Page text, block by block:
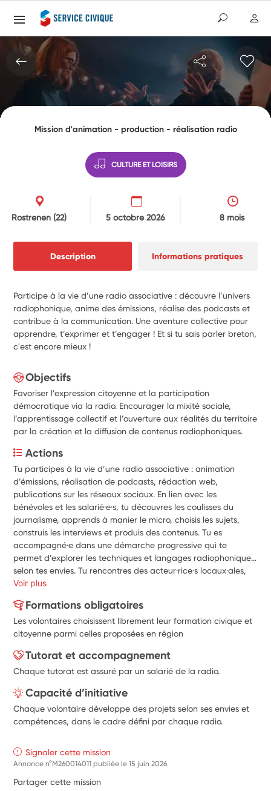
Mission d'animation - production - réalisation radio
CULTURE ET LOISIRS
Rostrenen(22) 5 octobre 2026 8 mois
Description Informations pratiques
Participe à la vie d’une radio associative : découvre l’univers
radiophonique, anime des émissions, réalise des podcasts et
contribue à la communication. Une aventure collective pour
apprendre, t’exprimer et t’engager ! Et si tu sais parler breton,
c'est encore mieux !
Objectifs
Favoriser l’expression citoyenne et la participation
démocratique via la radio. Encourager la mixité sociale,
l’apprentissage collectif et l’ouverture aux réalités du territoire
par la création et la diffusion de contenus radiophoniques.
Actions
Tu participes à la vie d’une radio associative : animation
d’émissions, réalisation de podcasts, rédaction web,
publications sur les réseaux sociaux. En lien avec les
bénévoles et les salarié·e·s, tu découvres les coulisses du
journalisme, apprends à manier le micro, choisis les sujets,
construis les interviews et produis des contenus. Tu es
accompagné·e dans une démarche progressive qui te
permet d’explorer les techniques et langages radiophoniques
selon tes envies. Tu rencontres des acteur·rice·s locaux·ales,
participes à la vie du territoire et fais entendre des voix peu
collective, pédagogique et citoyenne des radios adhérentes à
la CORLAB.
Voir plus
Formations obligatoires
Les volontaires choisissent librement leur formation civique et
citoyenne parmi celles proposées en région
Tutorat et accompagnement
Chaque tutorat est assuré par un salarié de la radio.
Capacité d’initiative
Chaque volontaire développe des projets selon ses envies et
compétences, dans le cadre défini par chaque radio.
Signaler cette mission
Annonce n°M260014011 publiée le15 juin 2026
Partager cette mission